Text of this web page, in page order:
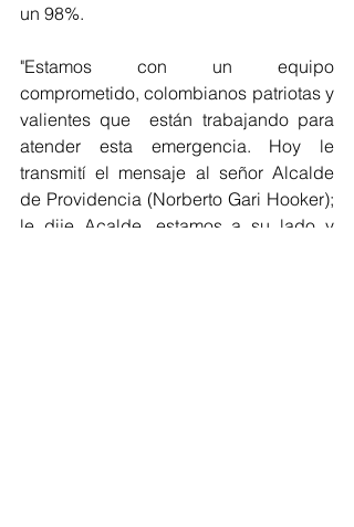
un 98%.
"Estamos con un equipo
comprometido, colombianos patriotas y
valientes que  están trabajando para
atender esta emergencia. Hoy le
transmití el mensaje al señor Alcalde
de Providencia (Norberto Gari Hooker);
le dije Acalde, estamos a su lado y